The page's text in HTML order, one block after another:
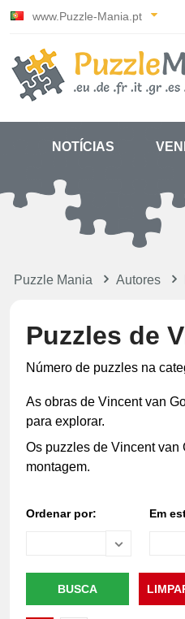
www.Puzzle-Mania.pt
NOTÍCIAS
Puzzle Mania Autores
Puzzles de
Número de puzzles na
As obras de Vincent van
para explorar.
Os puzzles de Vincent van
montagem.
Ordenar por: Em